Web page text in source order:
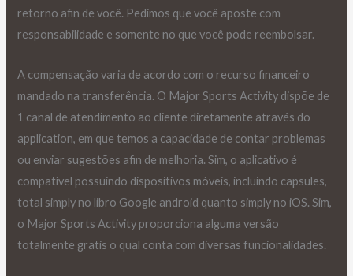
retorno afin de você. Pedimos que você aposte com
responsabilidade e somente no que você pode reembolsar.
A compensação varia de acordo com o recurso financeiro
mandado na transferência. O Major Sports Activity dispõe de
1 canal de atendimento ao cliente diretamente através do
application, em que temos a capacidade de contar problemas
ou enviar sugestões afin de melhoria. Sim, o aplicativo é
compatível possuindo dispositivos móveis, incluindo capsules,
total simply no libro Google android quanto simply no iOS. Sim,
o Major Sports Activity proporciona alguma versão
totalmente gratis o qual conta com diversas funcionalidades.